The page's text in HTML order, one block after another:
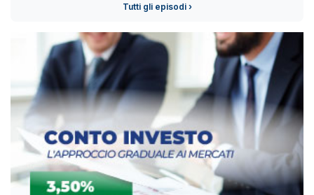
Tutti gli episodi ›